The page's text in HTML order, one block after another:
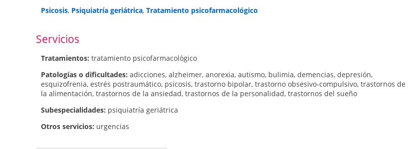
Psicosis, Psiquiatría geriátrica, Tratamiento psicofarmacológico
Servicios
Tratamientos: tratamiento psicofarmacológico
Patologí­as o dificultades: adicciones, alzheimer, anorexia, autismo, bulimia, demencias, depresión,
esquizofrenia, estrés postraumático, psicosis, trastorno bipolar, trastorno obsesivo-compulsivo, trastornos de
la alimentación, trastornos de la ansiedad, trastornos de la personalidad, trastornos del sueño
Subespecialidades: psiquiatría geriátrica
Otros servicios: urgencias